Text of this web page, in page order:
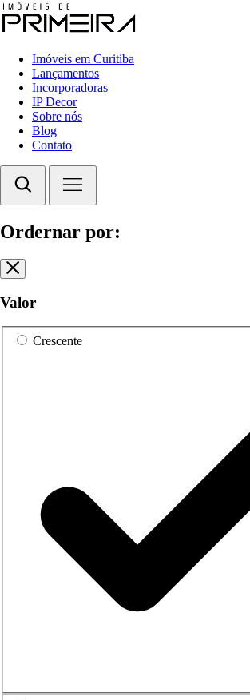
Imóveis em Curitiba
Lançamentos
Incorporadoras
IP Decor
Sobre nós
Blog
Contato
Ordernar por:
Valor
Crescente